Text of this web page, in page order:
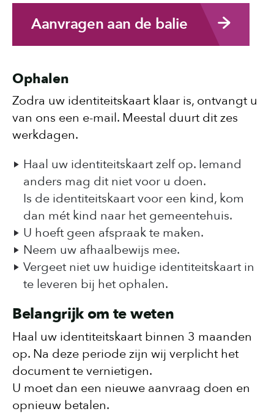
Aanvragen aan de balie
Ophalen
Zodra uw identiteitskaart klaar is, ontvangt u
van ons een e-mail. Meestal duurt dit zes
werkdagen.
Haal uw identiteitskaart zelf op. Iemand
anders mag dit niet voor u doen.
Is de identiteitskaart voor een kind, kom
dan mét kind naar het gemeentehuis.
U hoeft geen afspraak te maken.
Neem uw afhaalbewijs mee.
Vergeet niet uw huidige identiteitskaart in
te leveren bij het ophalen.
Belangrijk om te weten
Haal uw identiteitskaart binnen 3 maanden
op. Na deze periode zijn wij verplicht het
document te vernietigen.
U moet dan een nieuwe aanvraag doen en
opnieuw betalen.